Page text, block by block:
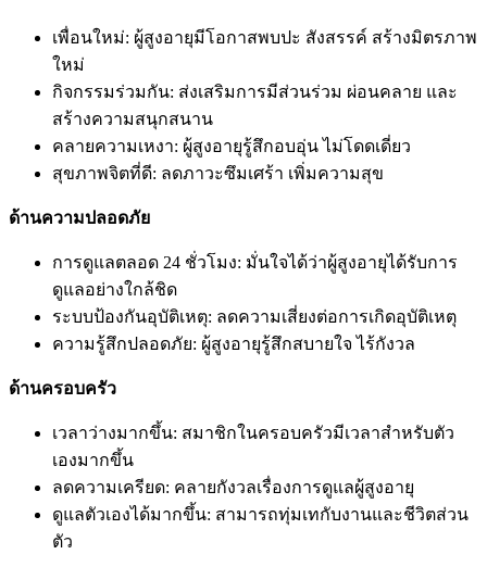
เพื่อนใหม่: ผู้สูงอายุมีโอกาสพบปะ สังสรรค์ สร้างมิตรภาพ
ใหม่
กิจกรรมร่วมกัน: ส่งเสริมการมีส่วนร่วม ผ่อนคลาย และ
สร้างความสนุกสนาน
คลายความเหงา: ผู้สูงอายุรู้สึกอบอุ่น ไม่โดดเดี่ยว
สุขภาพจิตที่ดี: ลดภาวะซึมเศร้า เพิ่มความสุข
ด้านความปลอดภัย
การดูแลตลอด 24 ชั่วโมง: มั่นใจได้ว่าผู้สูงอายุได้รับการ
ดูแลอย่างใกล้ชิด
ระบบป้องกันอุบัติเหตุ: ลดความเสี่ยงต่อการเกิดอุบัติเหตุ
ความรู้สึกปลอดภัย: ผู้สูงอายุรู้สึกสบายใจ ไร้กังวล
ด้านครอบครัว
เวลาว่างมากขึ้น: สมาชิกในครอบครัวมีเวลาสำหรับตัว
เองมากขึ้น
ลดความเครียด: คลายกังวลเรื่องการดูแลผู้สูงอายุ
ดูแลตัวเองได้มากขึ้น: สามารถทุ่มเทกับงานและชีวิตส่วน
ตัว